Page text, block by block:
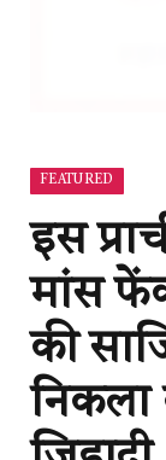
FEATURED
इस
मांस
की
निकला